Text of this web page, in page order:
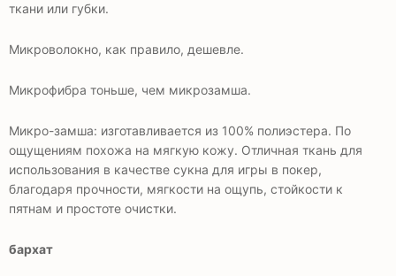
ткани или губки.
Микроволокно, как правило, дешевле.
Микрофибра тоньше, чем микрозамша.
Микро-замша: изготавливается из 100% полиэстера. По
ощущениям похожа на мягкую кожу. Отличная ткань для
использования в качестве сукна для игры в покер,
благодаря прочности, мягкости на ощупь, стойкости к
пятнам и простоте очистки.
бархат